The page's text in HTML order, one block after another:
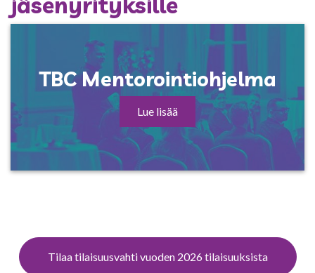
TBC Mentorointiohjelma
Lue lisää
Tilaa tilaisuusvahti vuoden 2026 tilaisuuksista